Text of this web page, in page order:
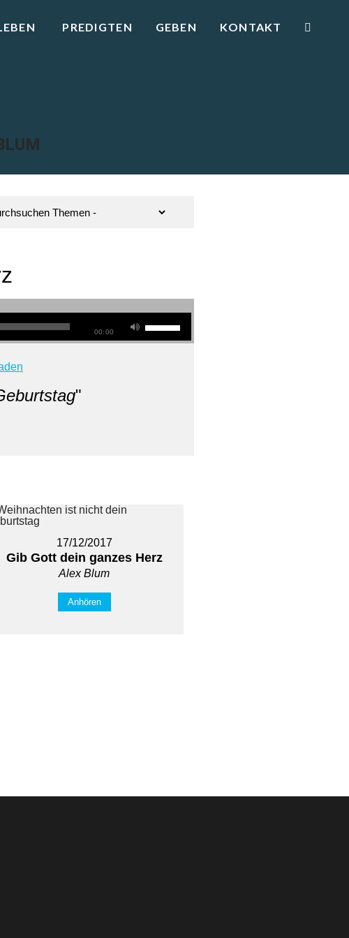
PREDIGTEN GEBEN KONTAKT
00:00
"
17/12/2017
Gib Gott dein ganzes Herz
Alex Blum
Anhören